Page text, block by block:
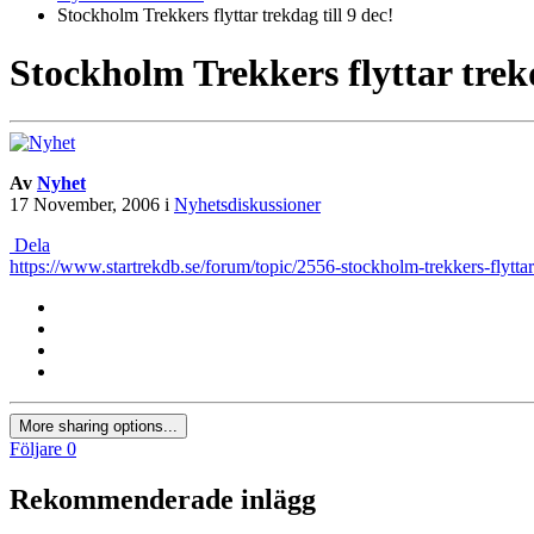
Stockholm Trekkers flyttar trekdag till 9 dec!
Stockholm Trekkers flyttar
Av Nyhet
17 November, 2006 i Nyhetsdiskussioner
Dela
https://www.startrekdb.se/forum/topic/2556-stockholm-trekkers-
More sharing options...
Följare 0
Rekommenderade inlägg